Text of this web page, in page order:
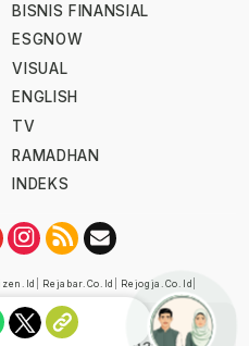
BISNIS FINANSIAL
ESGNOW
VISUAL
ENGLISH
TV
RAMADHAN
INDEKS
Rejabar.co.id Rejogja.co.id
oleh Dewan Pers